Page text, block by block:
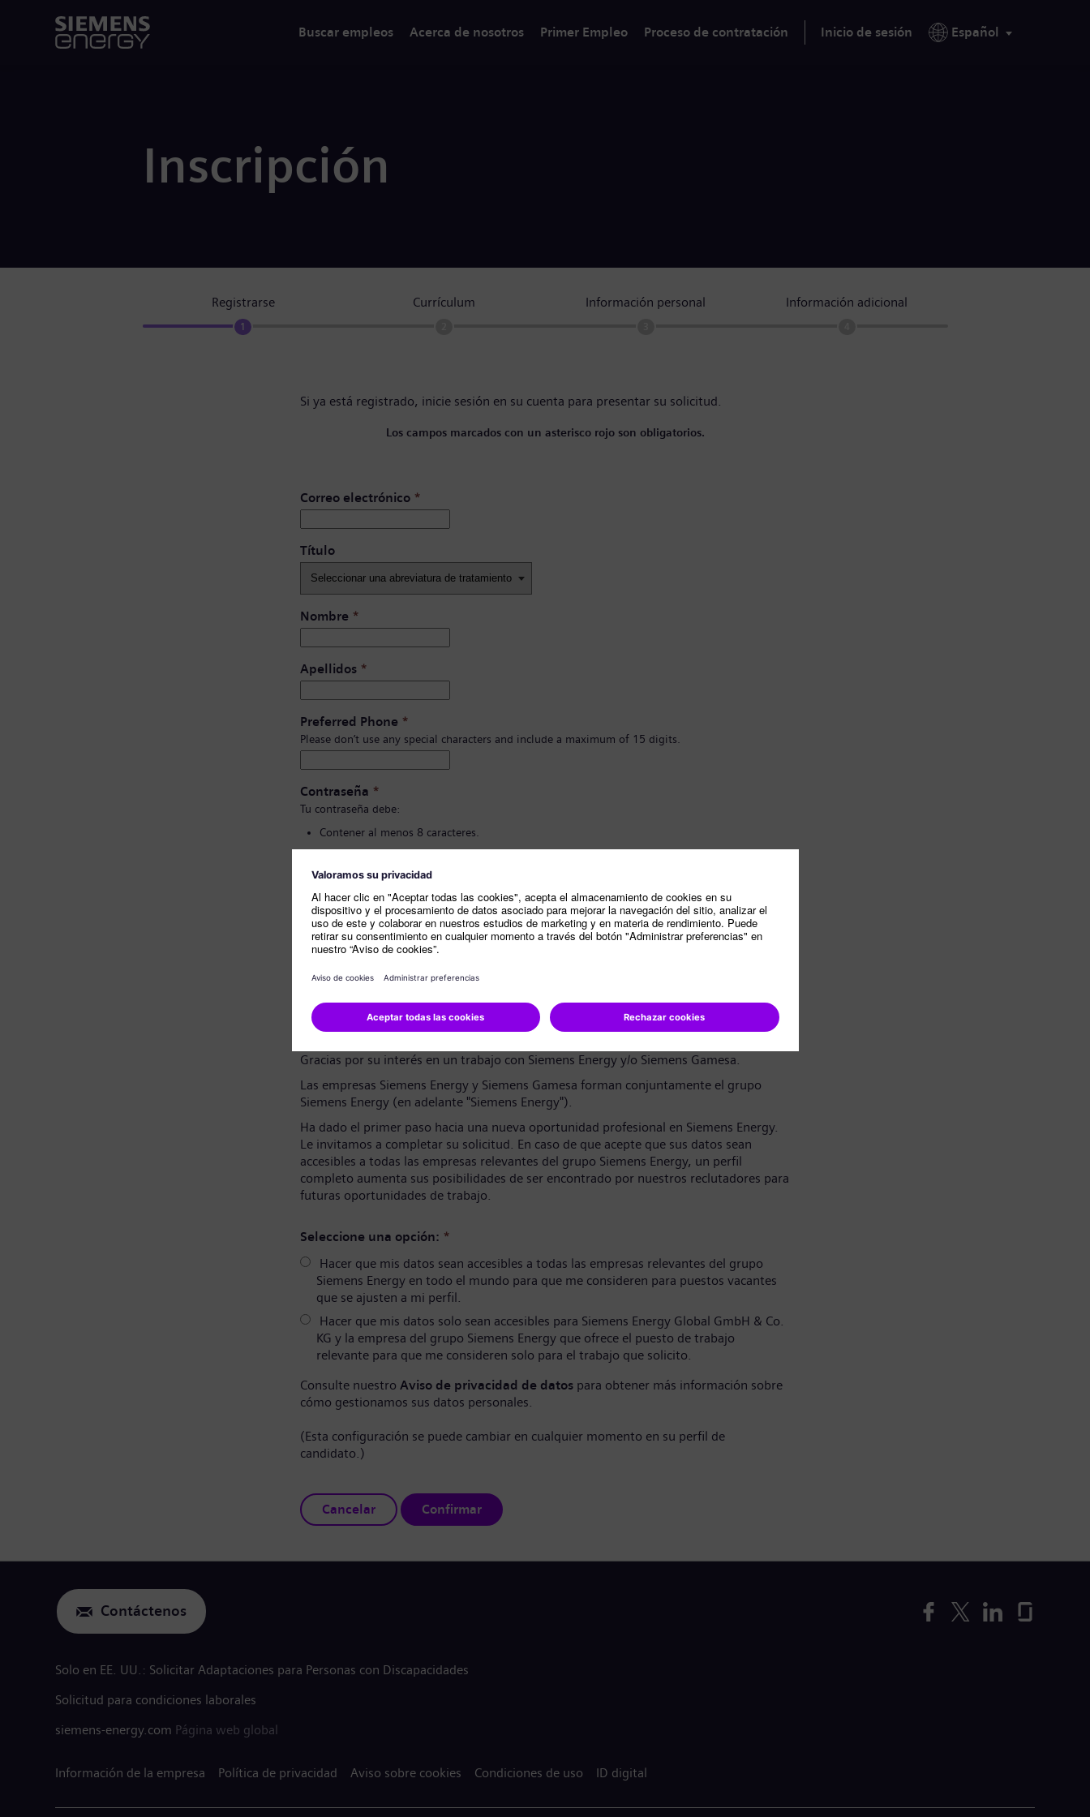
Buscar empleos Acerca de nosotros Primer Empleo Proceso de contratación Inicio de sesión Español
Inscripción
Registrarse
1
Currículum Información personal Información adicional
Si ya está registrado, inicie sesión en su cuenta para presentar su solicitud.
Los campos marcados con un asterisco rojo son obligatorios.
Correo electrónico *
Título ​
Nombre *
Apellidos *
Preferred Phone *
Please don’t use any special characters and include a maximum of 15 digits.
Contraseña *
Tu contraseña debe:
Contener al menos 8 caracteres.
No contener nada de tu información personal.
No contener palabras comunmente usadas.
Confirmación de contraseña
Nota sobre privacidad
Estimado candidato:
Gracias por su interés en un trabajo con Siemens Energy y/o Siemens Gamesa.
Las empresas Siemens Energy y Siemens Gamesa forman conjuntamente el grupo
Siemens Energy (en adelante "Siemens Energy").
Ha dado el primer paso hacia una nueva oportunidad profesional en Siemens Energy.
Le invitamos a completar su solicitud. En caso de que acepte que sus datos sean
accesibles a todas las empresas relevantes del grupo Siemens Energy, un perfil
completo aumenta sus posibilidades de ser encontrado por nuestros reclutadores para
futuras oportunidades de trabajo.
Seleccione una opción: *
Hacer que mis datos sean accesibles a todas las empresas relevantes del grupo
Siemens Energy en todo el mundo para que me consideren para puestos vacantes
que se ajusten a mi perfil.
Hacer que mis datos solo sean accesibles para Siemens Energy Global GmbH & Co.
KG y la empresa del grupo Siemens Energy que ofrece el puesto de trabajo
relevante para que me consideren solo para el trabajo que solicito.
Consulte nuestro Aviso de privacidad de datos para obtener más información sobre
cómo gestionamos sus datos personales.
(Esta configuración se puede cambiar en cualquier momento en su perfil de
candidato.)
Cancelar Confirmar
Contáctenos
Solo en EE. UU.: Solicitar Adaptaciones para Personas con Discapacidades
Solicitud para condiciones laborales
siemens-energy.com Página web global
Información de la empresa Política de privacidad Aviso sobre cookies Condiciones de uso ID digital